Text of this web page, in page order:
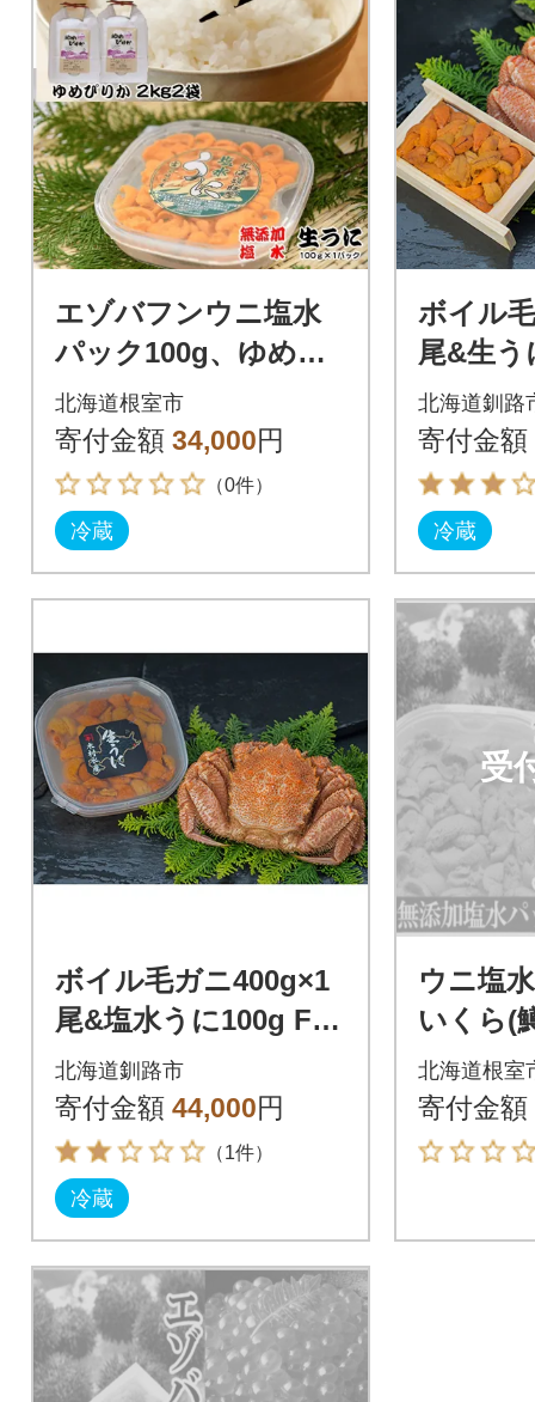
エゾバフンウニ塩水
パック100g、ゆめぴ
りか2kg×2袋[10月下
旬以降発送] F-65011
北海道根室市
寄付金額 34,000円
（0件）
冷蔵
ボイル
尾&生う
-5334
北海道釧路
寄付金額
冷蔵
ボイル毛ガニ400g×1
尾&塩水うに100g F4F
-5335
北海道釧路市
寄付金額 44,000円
（1件）
冷蔵
受
ウニ塩
いくら(
ニ2尾
以降発
北海道根室
寄付金額